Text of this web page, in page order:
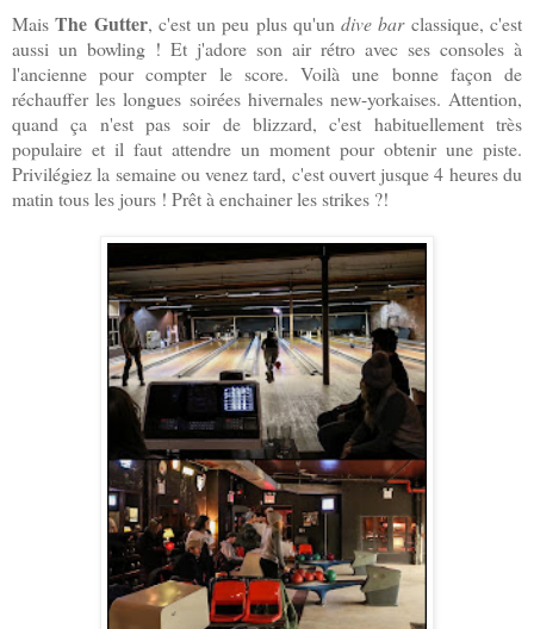
MaisThe Gutter, c'est un peu plus qu'undive barclassique, c'est
aussi un bowling ! Et j'adore son air rétro avec ses consoles à
l'ancienne pour compter le score. Voilà une bonne façon de
réchauffer les longues soirées hivernales new-yorkaises. Attention,
quand ça n'est pas soir de blizzard, c'est habituellement très
populaire et il faut attendre un moment pour obtenir une piste.
Privilégiez la semaine ou venez tard, c'est ouvert jusque 4 heures du
matin tous les jours ! Prêt à enchainer les strikes ?!